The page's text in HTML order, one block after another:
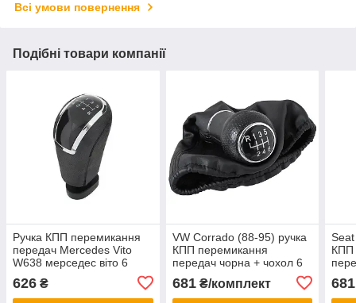
Всі умови повернення
Подібні товари компанії
Ручка КПП перемикання
передач Mercedes Vito
W638 мерседес віто 6
626 ₴
VW Corrado (88-95) ручка
КПП перемикання
передач чорна + чохол 6
Фольцваген Коррадо
681₴/комплект
КПП
681